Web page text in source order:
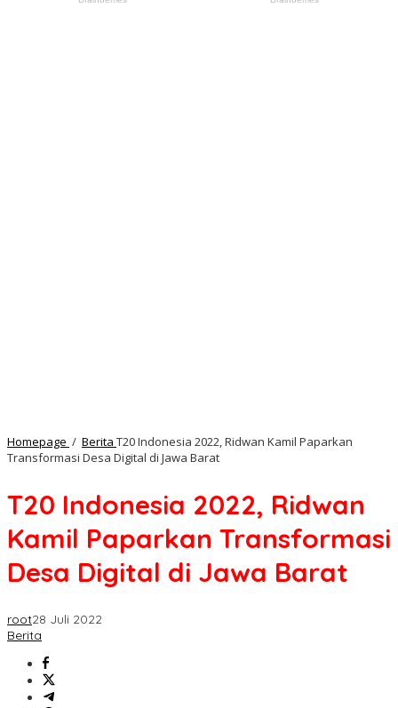
Homepage / Berita T20 Indonesia 2022, Ridwan Kamil Paparkan
Transformasi Desa Digital di Jawa Barat
T20 Indonesia 2022, Ridwan
Kamil Paparkan Transformasi
Desa Digital di Jawa Barat
root28 Juli 2022
Berita